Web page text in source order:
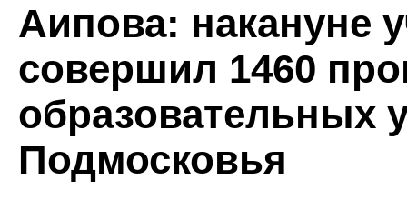
Аипова: накануне
совершил 1460
образовательных
Подмосковья